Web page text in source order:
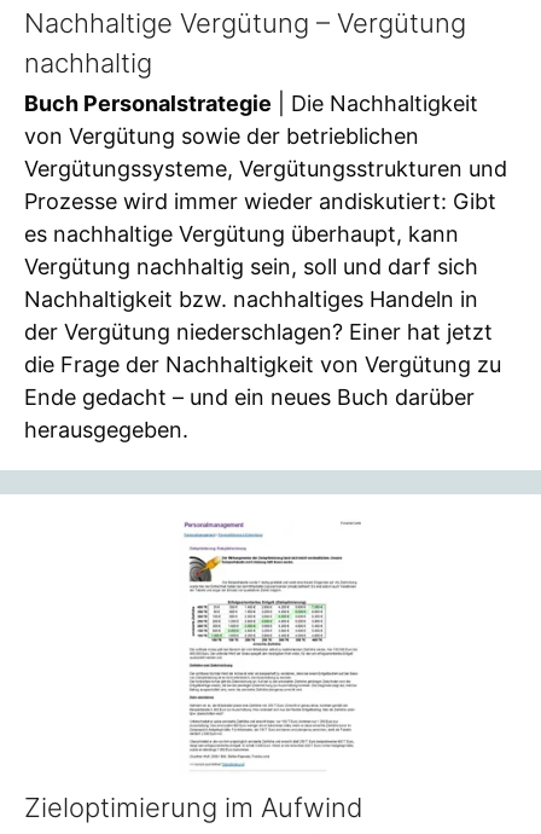
Nachhaltige Vergütung – Vergütung
nachhaltig
Buch Personalstrategie | Die Nachhaltigkeit
von Vergütung sowie der betrieblichen
Vergütungssysteme, Vergütungsstrukturen und
Prozesse wird immer wieder andiskutiert: Gibt
es nachhaltige Vergütung überhaupt, kann
Vergütung nachhaltig sein, soll und darf sich
Nachhaltigkeit bzw. nachhaltiges Handeln in
der Vergütung niederschlagen? Einer hat jetzt
die Frage der Nachhaltigkeit von Vergütung zu
Ende gedacht – und ein neues Buch darüber
herausgegeben.
Zieloptimierung im Aufwind